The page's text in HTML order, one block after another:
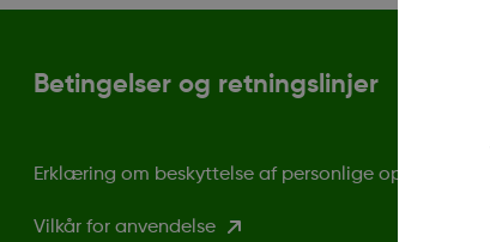
Betingelser og retningslinjer
Erklæring om beskyttelse af personlige oplysninger
Vilkår for anvendelse